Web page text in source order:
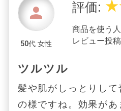
person
50代 女性
評価: star_rate
商品を使う
レビュー投
ツルツル
髪や肌がしっとりし
の様ですね。効果が